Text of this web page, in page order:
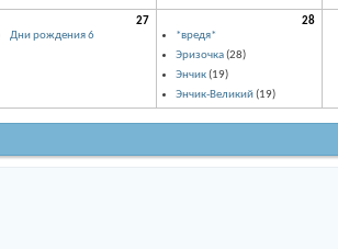
27
Дни рождения 6
28
*вредя*
Эризочка(28)
Энчик(19)
Энчик-Великий(19)